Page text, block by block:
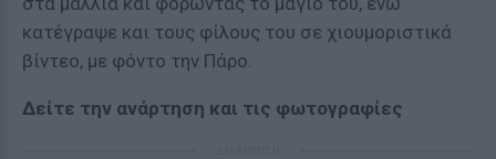
κατέγραψε και τους φίλους του σε χιουμοριστικά
βίντεο, με φόντο την Πάρο.
Δείτε την ανάρτηση και τις φωτογραφίες